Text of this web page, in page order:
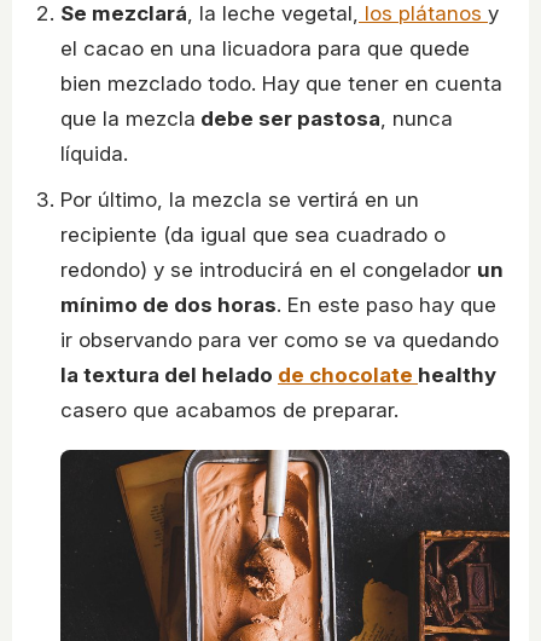
Se mezclará , la leche vegetal, los plátanos y
el cacao en una licuadora para que quede
bien mezclado todo. Hay que tener en cuenta
que la mezcla debe ser pastosa , nunca
líquida.
Por último, la mezcla se vertirá en un
recipiente (da igual que sea cuadrado o
redondo) y se introducirá en el congelador un
mínimo de dos horas. En este paso hay que
ir observando para ver como se va quedando
la textura del helado de chocolate healthy
casero que acabamos de preparar.